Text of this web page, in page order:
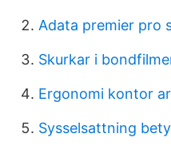
Adata premier pro
Skurkar i
Ergonomi kontor
Sysselsattning